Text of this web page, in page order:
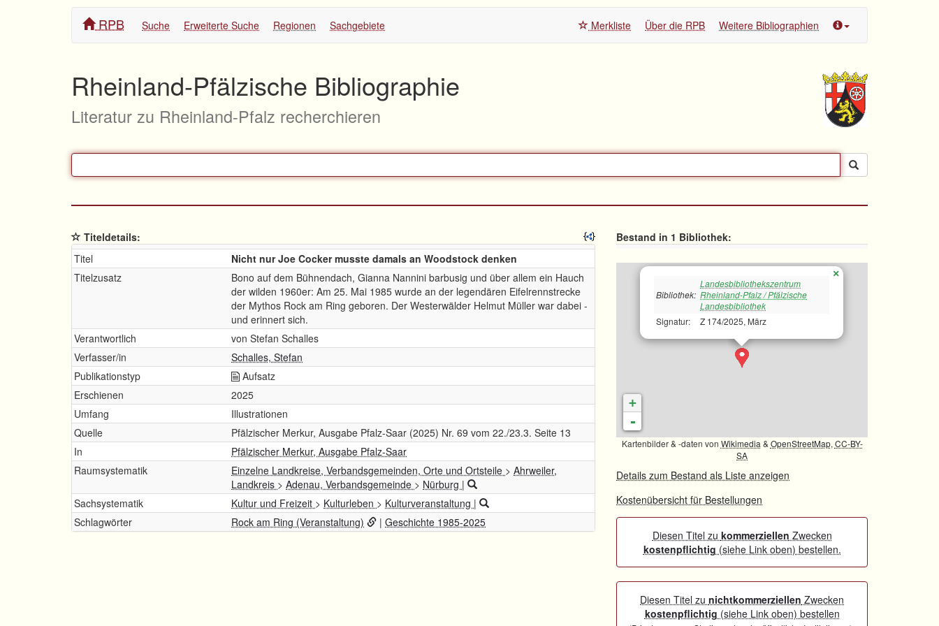
RPB Suche Erweiterte Suche Regionen Sachgebiete Merkliste Über die RPB Weitere Bibliographien
Rheinland-Pfälzische Bibliographie
Literatur zu Rheinland-Pfalz recherchieren
Titeldetails:
Titel
Nicht nur Joe Cocker musste damals an Woodstock denken
Titelzusatz
Bono auf dem Bühnendach, Gianna Nannini barbusig und über allem ein Hauch
der wilden 1960er: Am 25. Mai 1985 wurde an der legendären Eifelrennstrecke
der Mythos Rock am Ring geboren. Der Westerwälder Helmut Müller war dabei -
und erinnert sich.
Verantwortlich
von Stefan Schalles
Verfasser/in
Schalles, Stefan
Publikationstyp
Aufsatz
Erschienen
2025
Umfang
Illustrationen
Quelle
Pfälzischer Merkur, Ausgabe Pfalz-Saar (2025) Nr. 69 vom 22./23.3. Seite 13
In
Pfälzischer Merkur, Ausgabe Pfalz-Saar
Raumsystematik
Einzelne Landkreise, Verbandsgemeinden, Orte und Ortsteile > Ahrweiler,
Landkreis > Adenau, Verbandsgemeinde > Nürburg |
Sachsystematik
Kultur und Freizeit > Kulturleben > Kulturveranstaltung |
Schlagwörter
Rock am Ring (Veranstaltung) | Geschichte 1985-2025
Bestand in 1 Bibliothek:
×
Bibliothek:
Landesbibliothekszentrum
Rheinland-Pfalz / Pfälzische
Landesbibliothek
Signatur:
Z 174/2025, März
+
-
Kartenbilder & -daten von Wikimedia & OpenStreetMap, CC-BY-
SA
Details zum Bestand als Liste anzeigen
Kostenübersicht für Bestellungen
Diesen Titel zu kommerziellen Zwecken
kostenpflichtig (siehe Link oben) bestellen.
Diesen Titel zu nichtkommerziellen Zwecken
kostenpflichtig (siehe Link oben) bestellen